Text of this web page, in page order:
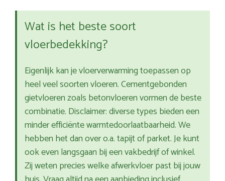
Wat is het beste soort
vloerbedekking?
Eigenlijk kan je vloerverwarming toepassen op
heel veel soorten vloeren. Cementgebonden
gietvloeren zoals betonvloeren vormen de beste
combinatie. Disclaimer: diverse types bieden een
minder efficiënte warmtedoorlaatbaarheid. We
hebben het dan over o.a. tapijt of parket. Je kunt
ook even langsgaan bij een vakbedrijf of winkel.
Zij weten precies welke afwerkvloer past bij jouw